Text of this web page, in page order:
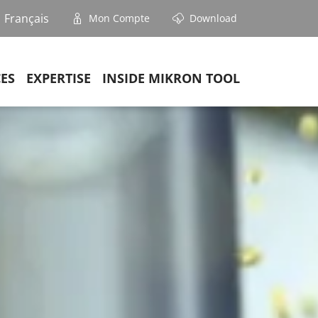
Français Mon Compte Download
EXPERTISE INSIDE MIKRON TOOL